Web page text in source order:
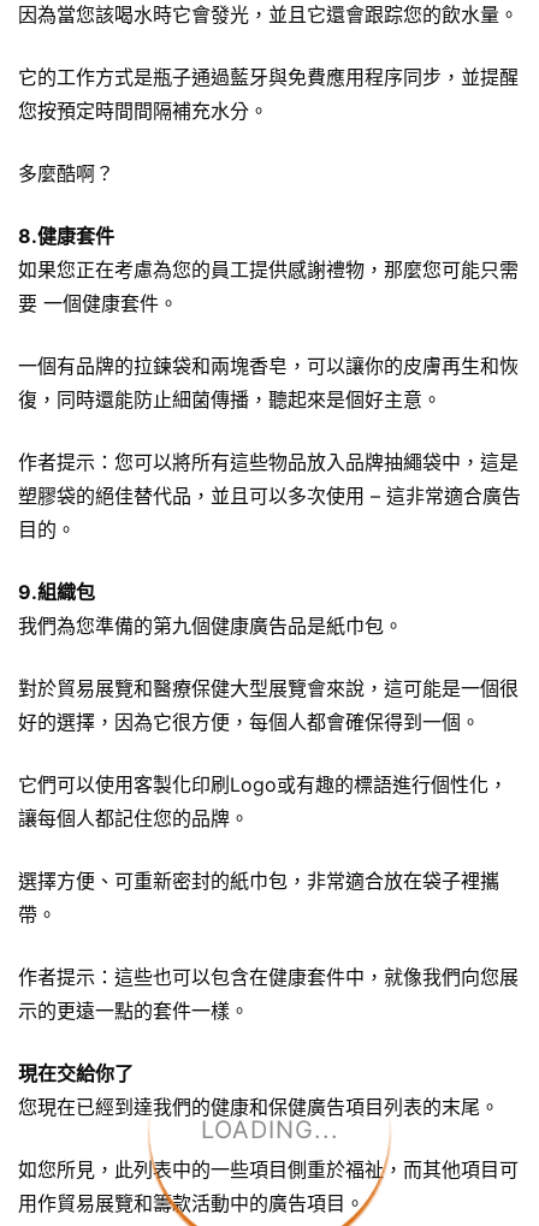
LOADING...
因為當您該喝水時它會發光，並且它還會跟踪您的飲水量。
它的工作方式是瓶子通過藍牙與免費應用程序同步，並提醒
您按預定時間間隔補充水分。
多麼酷啊？
8.健康套件
如果您正在考慮為您的員工提供感謝禮物，那麼您可能只需
要 一個健康套件。
一個有品牌的拉鍊袋和兩塊香皂，可以讓你的皮膚再生和恢
復，同時還能防止細菌傳播，聽起來是個好主意。
作者提示：您可以將所有這些物品放入品牌抽繩袋中，這是
塑膠袋的絕佳替代品，並且可以多次使用 – 這非常適合廣告
目的。
9.組織包
我們為您準備的第九個健康廣告品是紙巾包。
對於貿易展覽和醫療保健大型展覽會來說，這可能是一個很
好的選擇，因為它很方便，每個人都會確保得到一個。
它們可以使用客製化印刷Logo或有趣的標語進行個性化，
讓每個人都記住您的品牌。
選擇方便、可重新密封的紙巾包，非常適合放在袋子裡攜
帶。
作者提示：這些也可以包含在健康套件中，就像我們向您展
示的更遠一點的套件一樣。
現在交給你了
您現在已經到達我們的健康和保健廣告項目列表的末尾。
如您所見，此列表中的一些項目側重於福祉，而其他項目可
用作貿易展覽和籌款活動中的廣告項目。